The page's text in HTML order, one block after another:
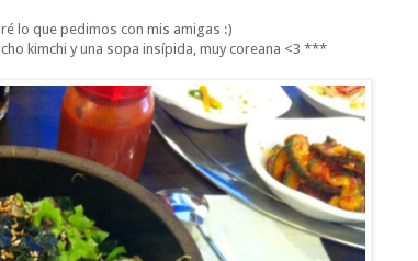
lo que pedimos con mis amigas :)
kimchi y una sopa insípida, muy coreana <3 ***